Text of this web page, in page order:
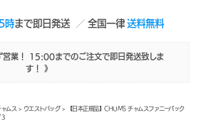
時まで即日発送 全国一律送料無料
営業！ 15:00までのご注文で即日発送致しま
す！ 》
ムス > ウエストバッグ> 【日本正規品】CHUMS チャムスファニーパック